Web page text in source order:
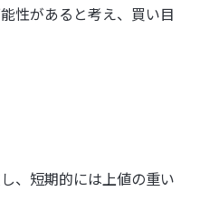
性があると考え、買い目
、短期的には上値の重い